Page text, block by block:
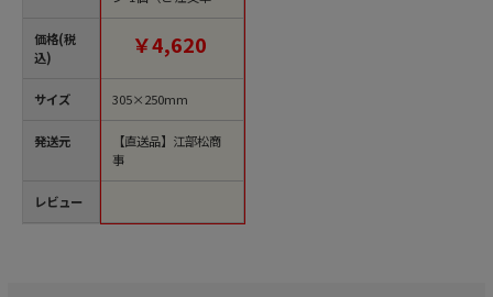
価格(税
込)
サイズ
発送元
レビュー
個）【直送品】
￥4,620
305×250mm
【直送品】江部松商
事